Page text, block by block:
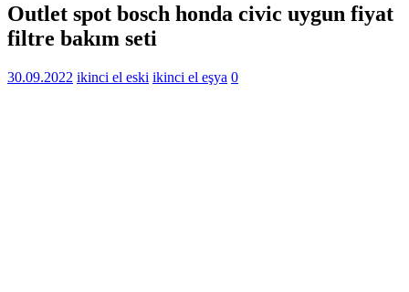
Outlet spot bosch honda civic uygun fiyat
filtre bakım seti
30.09.2022 ikinci el eski ikinci el eşya 0